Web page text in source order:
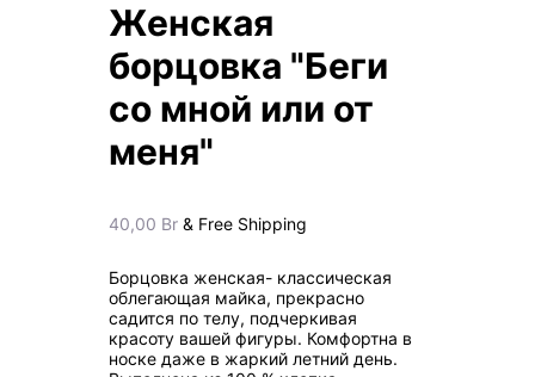
Женская
борцовка "Беги
со мной или от
меня"
40,00 Br & Free Shipping
Борцовка женская- классическая
облегающая майка, прекрасно
садится по телу, подчеркивая
красоту вашей фигуры. Комфортна в
носке даже в жаркий летний день.